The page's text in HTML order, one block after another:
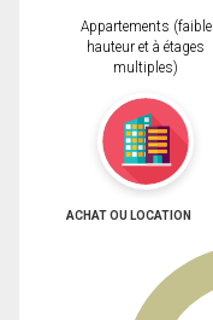
Appartements (faible
hauteur et à étages
multiples)
ACHAT OU LOCATION